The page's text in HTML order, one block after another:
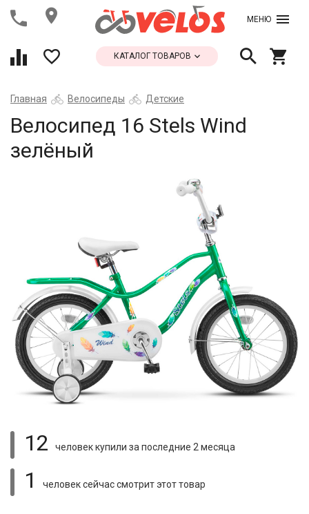
МЕНЮ
КАТАЛОГ ТОВАРОВ
Главная Велосипеды Детские
Велосипед 16 Stels Wind
зелёный
12 человек купили за последние 2 месяца
1 человек сейчас смотритэтот товар